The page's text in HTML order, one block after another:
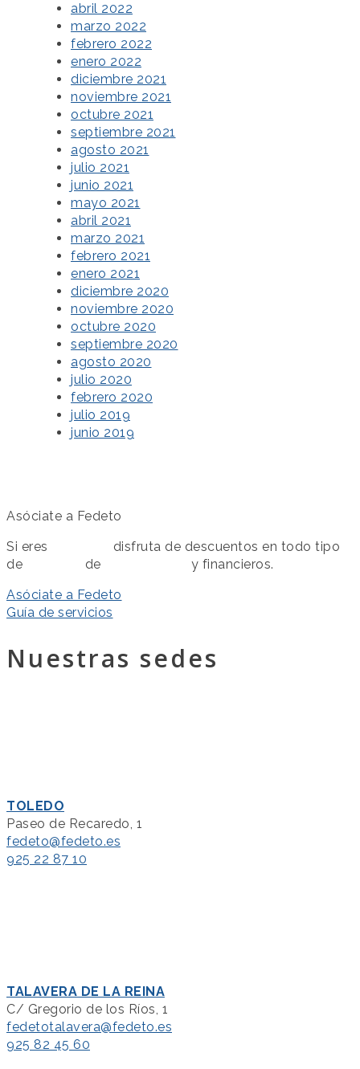
abril 2022
marzo 2022
febrero 2022
enero 2022
diciembre 2021
noviembre 2021
octubre 2021
septiembre 2021
agosto 2021
julio 2021
junio 2021
mayo 2021
abril 2021
marzo 2021
febrero 2021
enero 2021
diciembre 2020
noviembre 2020
octubre 2020
septiembre 2020
agosto 2020
julio 2020
febrero 2020
julio 2019
junio 2019
Asóciate a Fedeto
Si eres
disfruta de descuentos en todo tipo
de
de
y financieros.
Asóciate a Fedeto
Guía de servicios
Nuestras sedes
TOLEDO
Paseo de Recaredo, 1
fedeto@fedeto.es
925 22 87 10
TALAVERA DE LA REINA
C/ Gregorio de los Ríos, 1
fedetotalavera@fedeto.es
925 82 45 60